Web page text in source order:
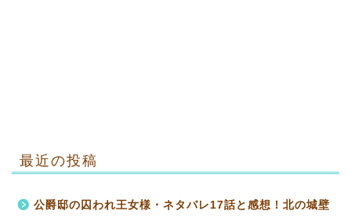
最近の投稿
公爵邸の囚われ王女様・ネタバレ17話と感想！北の城壁